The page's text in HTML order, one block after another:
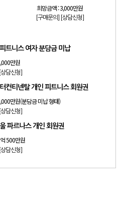
희망금액 :3,000만원
[구매문의] [상담신청]
트니스 여자 분담금 미납
만원
[상담신청]
컨티넨탈 개인 피트니스 회원권
만원(분담금 미납 형태)
[상담신청]
파르나스 개인 회원권
500만원
[상담신청]